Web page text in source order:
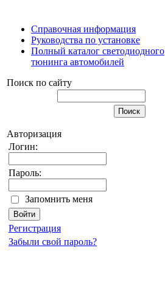
Справочная информация
Руководства по установке
Полный каталог светодиодного
тюнинга автомобилей
Поиск по сайту
Авторизация
Логин:
Пароль:
Запомнить меня
Регистрация
Забыли свой пароль?